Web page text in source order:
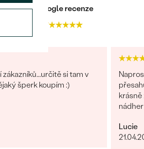
recenze Google recenze
4.7
zákazníků...určitě si tam v
šperk koupím :)
krásně
Lucie